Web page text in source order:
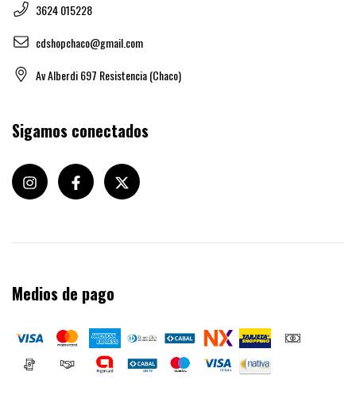
3624 015228
cdshopchaco@gmail.com
Av Alberdi 697 Resistencia (Chaco)
Sigamos conectados
Medios de pago